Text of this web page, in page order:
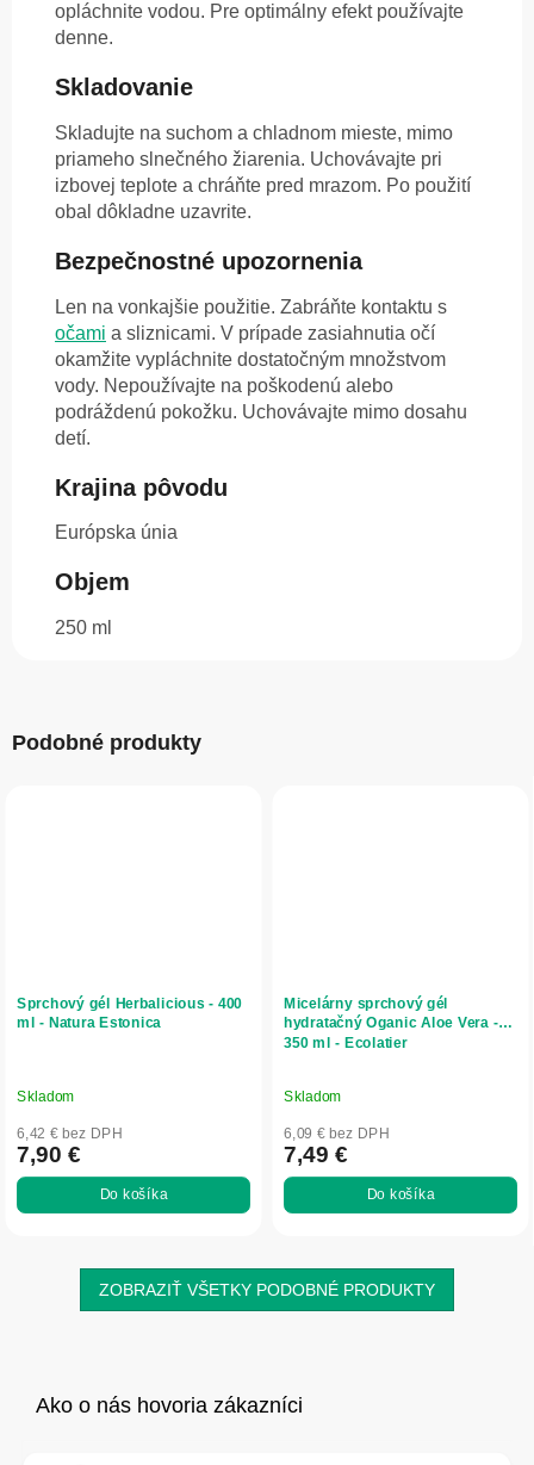
opláchnite vodou. Pre optimálny efekt používajte
denne.
Skladovanie
Skladujte na suchom a chladnom mieste, mimo
priameho slnečného žiarenia. Uchovávajte pri
izbovej teplote a chráňte pred mrazom. Po použití
obal dôkladne uzavrite.
Bezpečnostné upozornenia
Len na vonkajšie použitie. Zabráňte kontaktu s
očami a sliznicami. V prípade zasiahnutia očí
okamžite vypláchnite dostatočným množstvom
vody. Nepoužívajte na poškodenú alebo
podráždenú pokožku. Uchovávajte mimo dosahu
detí.
Krajina pôvodu
Európska únia
Objem
250 ml
Podobné produkty
Sprchový gél Herbalicious - 400
ml - Natura Estonica
Skladom
6,42 € bez DPH
7,90 €
Do košíka
Micelárny sprchový gél
hydratačný Oganic Aloe Vera -
350 ml - Ecolatier
Skladom
6,09 € bez DPH
7,49 €
Do košíka
ZOBRAZIŤ VŠETKY PODOBNÉ PRODUKTY